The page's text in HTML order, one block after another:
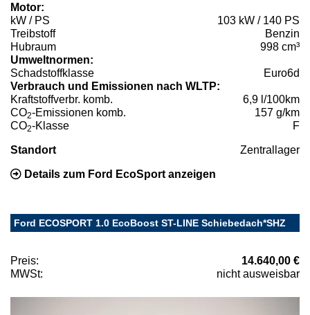
Motor:
kW / PS
103 kW / 140 PS
Treibstoff
Benzin
Hubraum
998 cm³
Umweltnormen:
Schadstoffklasse
Euro6d
Verbrauch und Emissionen nach WLTP:
Kraftstoffverbr. komb.
6,9 l/100km
CO2-Emissionen komb.
157 g/km
CO2-Klasse F
Standort Zentrallager
Details zum Ford EcoSport anzeigen
Ford ECOSPORT 1.0 EcoBoost ST-LINE Schiebedach*SHZ
Preis:
14.640,00 €
MWSt:
nicht ausweisbar